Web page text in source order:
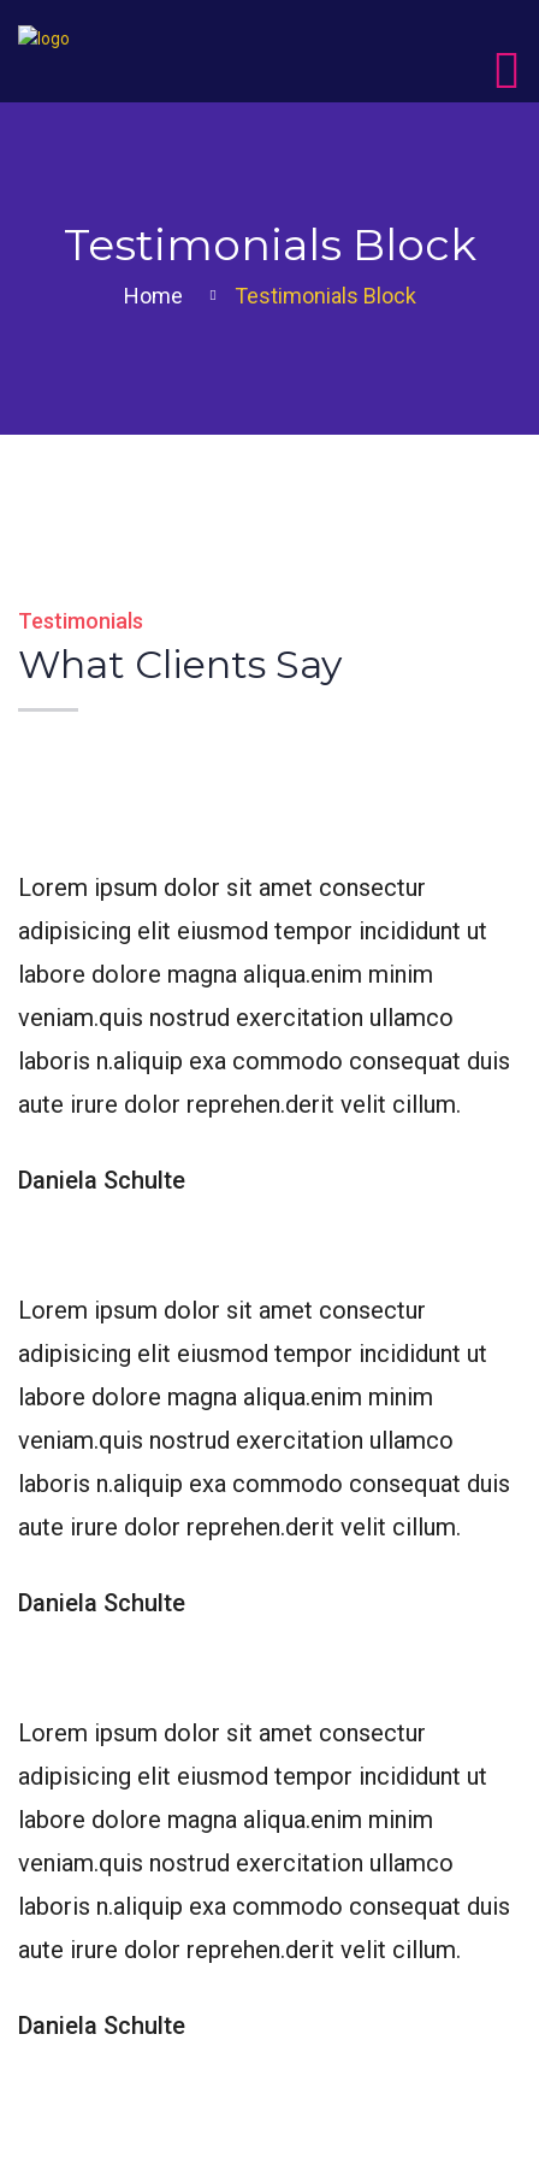
Testimonials Block
Home Testimonials Block
Testimonials
What Clients Say
Lorem ipsum dolor sit amet consectur
adipisicing elit eiusmod tempor incididunt ut
labore dolore magna aliqua.enim minim
veniam.quis nostrud exercitation ullamco
laboris n.aliquip exa commodo consequat duis
aute irure dolor reprehen.derit velit cillum.
Daniela Schulte
Lorem ipsum dolor sit amet consectur
adipisicing elit eiusmod tempor incididunt ut
labore dolore magna aliqua.enim minim
veniam.quis nostrud exercitation ullamco
laboris n.aliquip exa commodo consequat duis
aute irure dolor reprehen.derit velit cillum.
Daniela Schulte
Lorem ipsum dolor sit amet consectur
adipisicing elit eiusmod tempor incididunt ut
labore dolore magna aliqua.enim minim
veniam.quis nostrud exercitation ullamco
laboris n.aliquip exa commodo consequat duis
aute irure dolor reprehen.derit velit cillum.
Daniela Schulte